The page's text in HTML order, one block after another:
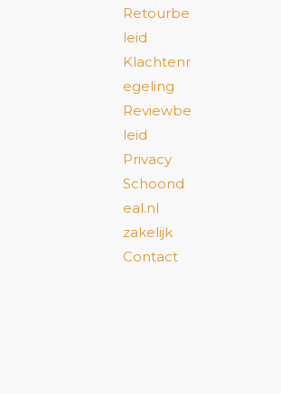
Retourbe
leid
Klachtenr
egeling
Reviewbe
leid
Privacy
Schoond
eal.nl
zakelijk
Contact